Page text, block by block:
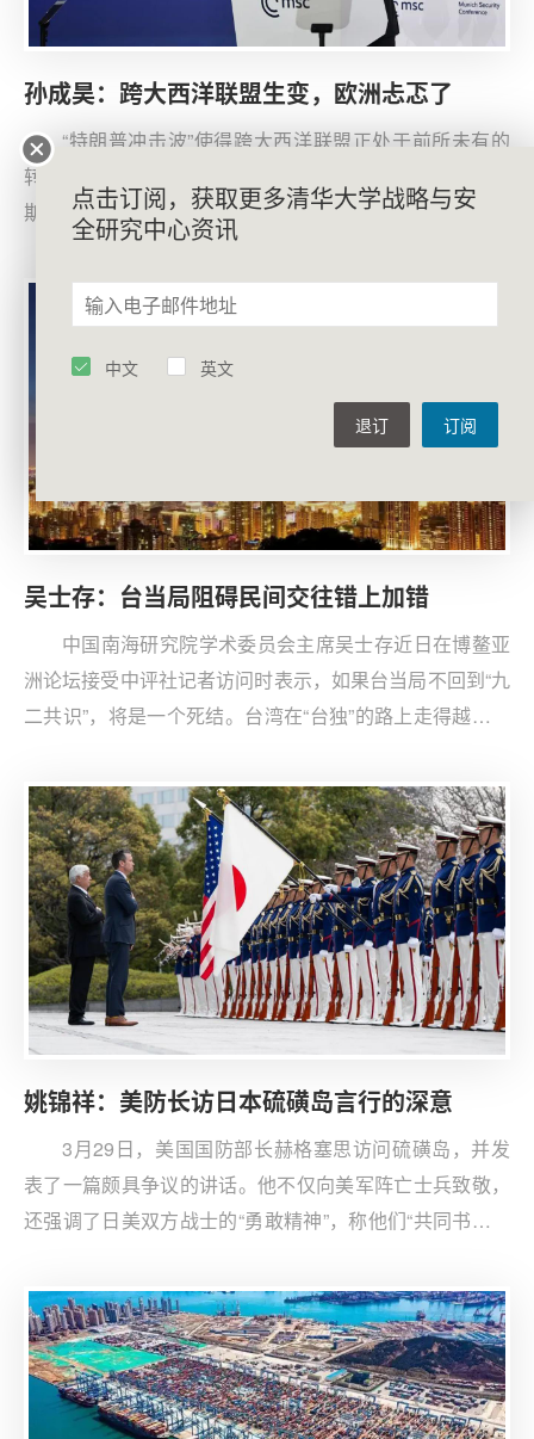
孙成昊：跨大西洋联盟生变，欧洲忐忑了
“特朗普冲击波”使得跨大西洋联盟正处于前所未有的
转型期。在今年2月的慕尼黑安全会议上，美国副总统万
斯的挑衅性发言无情展示了特朗普政府对欧洲的全面冲
击。虽然欧洲迫切呼吁实现战略自主，但内外交困的现实
局面，让其无法彻底摆脱对美国的依赖。未来，美欧关系
将不再是同盟关系的简单调整，而是一场涉及贸易、技
术、国际治理等多层面、多领域的复杂博弈。
吴士存：台当局阻碍民间交往错上加错
中国南海研究院学术委员会主席吴士存近日在博鳌亚
洲论坛接受中评社记者访问时表示，如果台当局不回到“九
二共识”，将是一个死结。台湾在“台独”的路上走得越远，
往，台当局阻碍民间交往是错上加错。
姚锦祥：美防长访日本硫磺岛言行的深意
3月29日，美国国防部长赫格塞思访问硫磺岛，并发
表了一篇颇具争议的讲话。他不仅向美军阵亡士兵致敬，
还强调了日美双方战士的“勇敢精神”，称他们“共同书写了
点击订阅，获取更多清华大学战略与安
全研究中心资讯
中文 英文
订阅
退订